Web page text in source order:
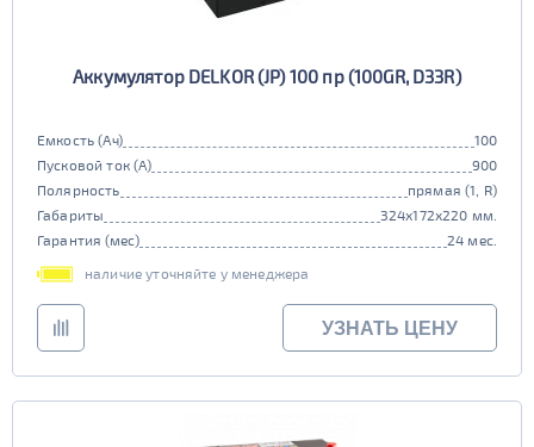
Аккумулятор DELKOR (JP) 100 пр (100GR, D33R)
Емкость (Ач)
100
Пусковой ток (А)
900
Полярность
прямая (1, R)
Габариты
324x172x220 мм.
Гарантия (мес)
24 мес.
наличие уточняйте у менеджера
УЗНАТЬ ЦЕНУ